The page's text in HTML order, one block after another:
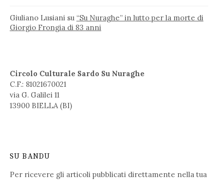
Giuliano Lusiani su “Su Nuraghe” in lutto per la morte di
Giorgio Frongia di 83 anni
Circolo Culturale Sardo Su Nuraghe
C.F.: 81021670021
via G. Galilei 11
13900 BIELLA (BI)
SU BANDU
Per ricevere gli articoli pubblicati direttamente nella tua